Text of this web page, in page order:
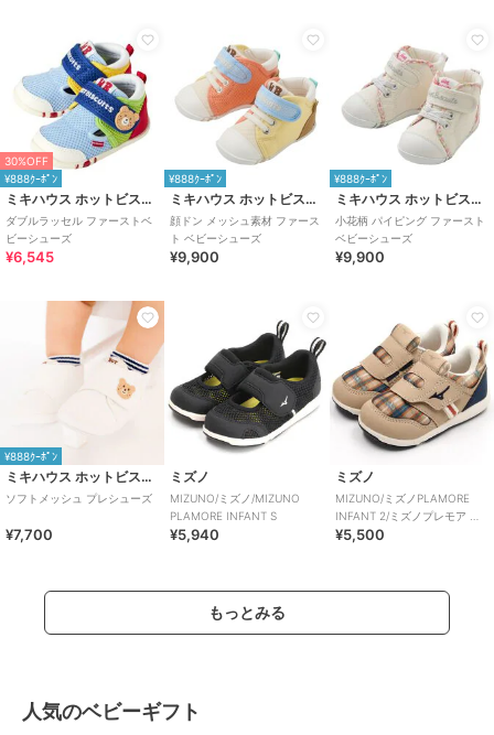
30%OFF
¥888ｸｰﾎﾟﾝ
ミキハウス ホットビスケッツ
ダブルラッセル ファーストベ
ビーシューズ
¥6,545
¥888ｸｰﾎﾟﾝ
ミキハウス ホットビスケッツ
顔ドン メッシュ素材 ファース
ト ベビーシューズ
¥9,900
¥888ｸｰﾎﾟﾝ
ミキハウス ホットビスケッツ
小花柄 パイピング ファースト
ベビーシューズ
¥9,900
¥888ｸｰﾎﾟﾝ
ミキハウス ホットビスケッツ
ソフトメッシュ プレシューズ
¥7,700
ミズノ
MIZUNO/ミズノ/MIZUNO
PLAMORE INFANT S
¥5,940
ミズノ
MIZUNO/ミズノPLAMORE
INFANT 2/ミズノプレモア イ
ンファント2
¥5,500
もっとみる
人気のベビーギフト